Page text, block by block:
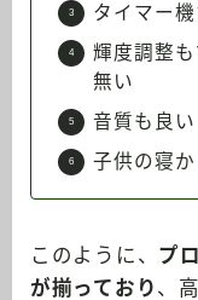
タイマー
輝度調整
無い
音質も良い
子供の寝
このように、 プ
が揃っており 、